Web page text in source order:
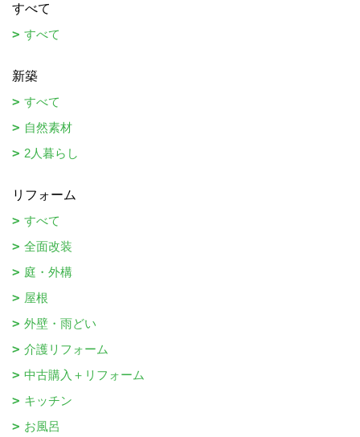
すべて
すべて
新築
すべて
自然素材
2人暮らし
リフォーム
すべて
全面改装
庭・外構
屋根
外壁・雨どい
介護リフォーム
中古購入＋リフォーム
キッチン
お風呂